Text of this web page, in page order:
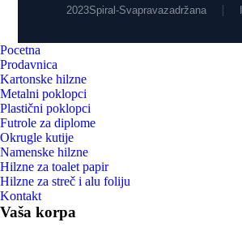
2023 Spiral - Sva prava zadržana
Pocetna
Prodavnica
Kartonske hilzne
Metalni poklopci
Plastični poklopci
Futrole za diplome
Okrugle kutije
Namenske hilzne
Hilzne za toalet papir
Hilzne za streč i alu foliju
Kontakt
Vaša korpa